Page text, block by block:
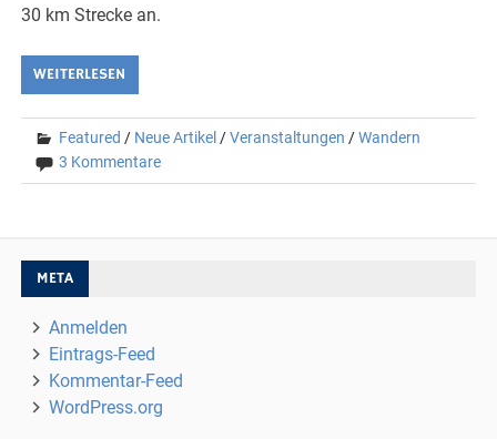
30 km Strecke an.
WEITERLESEN
Featured / Neue Artikel /Veranstaltungen /Wandern
3 Kommentare
META
Anmelden
Eintrags-Feed
Kommentar-Feed
WordPress.org